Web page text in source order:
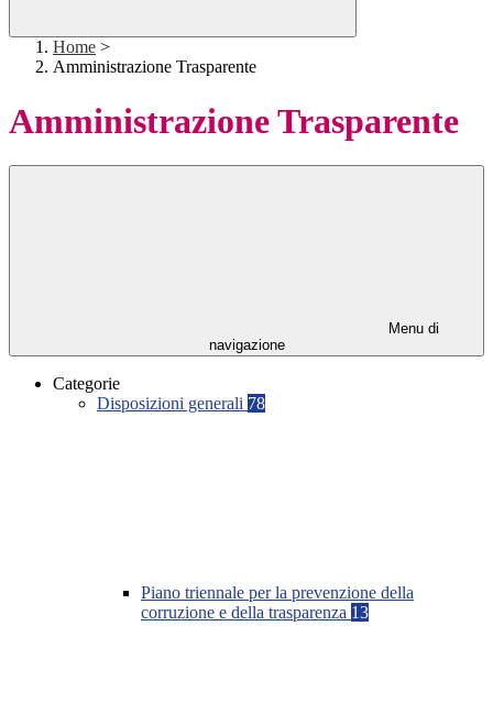
Home >
Amministrazione Trasparente
Amministrazione Trasparente
Menu di
navigazione
Categorie
Disposizioni generali 78
Piano triennale per la prevenzione della
corruzione e della trasparenza 13